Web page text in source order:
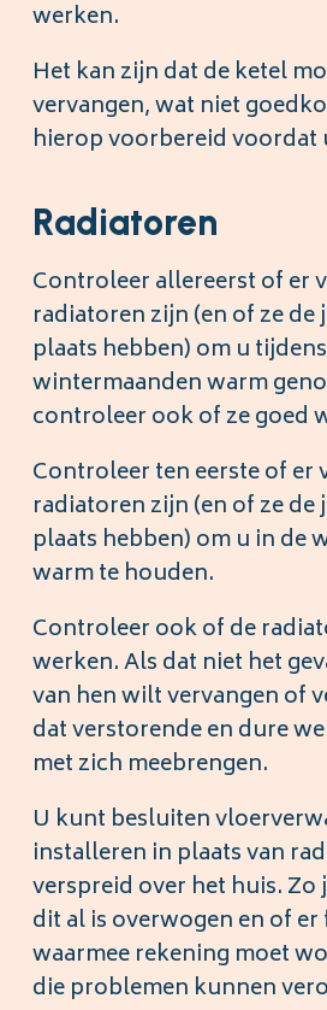
werken.
Het kan zijn dat de ketel
vervangen, wat niet
hierop voorbereid voordat
Radiatoren
Controleer allereerst of er
radiatoren zijn (en of ze
plaats hebben) om u
wintermaanden warm
controleer ook of ze goed
Controleer ten eerste of er
radiatoren zijn (en of ze
plaats hebben) om u in de
warm te houden.
Controleer ook of de
werken. Als dat niet het
van hen wilt vervangen of
dat verstorende en dure
met zich meebrengen.
U kunt besluiten
installeren in plaats van
verspreid over het huis. Zo
dit al is overwogen en of
waarmee rekening moet
die problemen kunnen